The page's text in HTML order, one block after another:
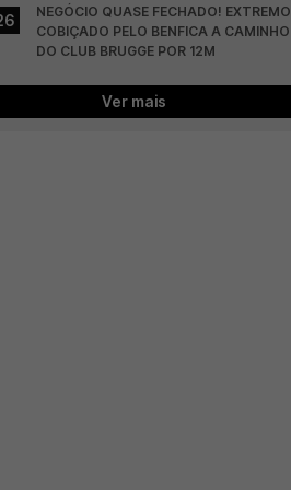
NEGÓCIO QUASE FECHADO! EXTREMO
COBIÇADO PELO BENFICA A CAMINHO
DO CLUB BRUGGE POR 12M
Ver mais